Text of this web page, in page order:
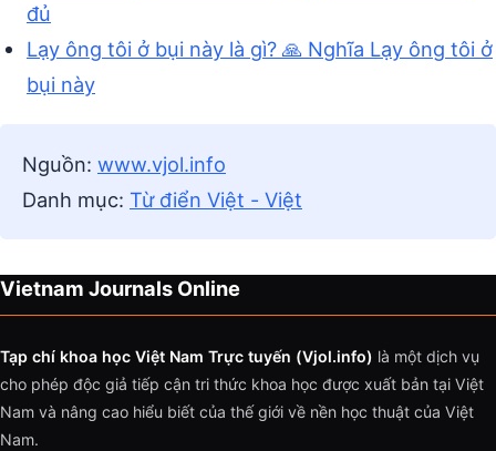
đủ
Lạy ông tôi ở bụi này là gì? 🙏 Nghĩa Lạy ông tôi ở
bụi này
Nguồn: www.vjol.info
Danh mục: Từ điển Việt - Việt
Vietnam Journals Online
Tạp chí khoa học Việt Nam Trực tuyến (Vjol.info) là một dịch vụ
cho phép độc giả tiếp cận tri thức khoa học được xuất bản tại Việt
Nam và nâng cao hiểu biết của thế giới về nền học thuật của Việt
Nam.